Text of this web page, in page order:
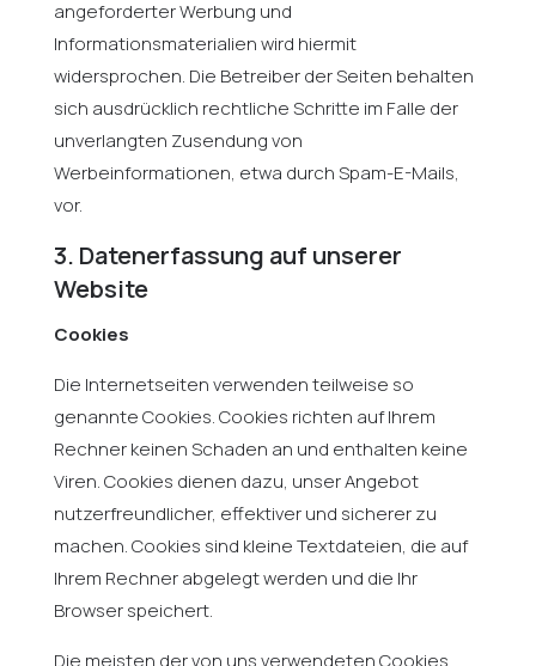
angeforderter Werbung und
Informationsmaterialien wird hiermit
widersprochen. Die Betreiber der Seiten behalten
sich ausdrücklich rechtliche Schritte im Falle der
unverlangten Zusendung von
Werbeinformationen, etwa durch Spam-E-Mails,
vor.
3. Datenerfassung auf unserer
Website
Cookies
Die Internetseiten verwenden teilweise so
genannte Cookies. Cookies richten auf Ihrem
Rechner keinen Schaden an und enthalten keine
Viren. Cookies dienen dazu, unser Angebot
nutzerfreundlicher, effektiver und sicherer zu
machen. Cookies sind kleine Textdateien, die auf
Ihrem Rechner abgelegt werden und die Ihr
Browser speichert.
Die meisten der von uns verwendeten Cookies